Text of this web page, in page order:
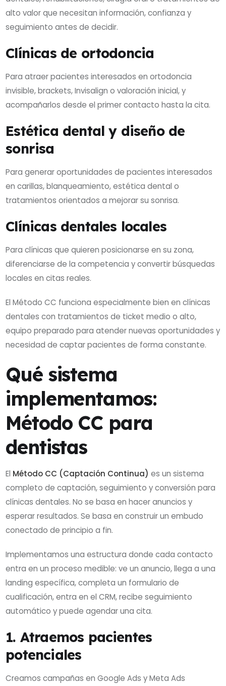
alto valor que necesitan información, confianza y
seguimiento antes de decidir.
Clínicas de ortodoncia
Para atraer pacientes interesados en ortodoncia
invisible, brackets, Invisalign o valoración inicial, y
acompañarlos desde el primer contacto hasta la cita.
Estética dental y diseño de
sonrisa
Para generar oportunidades de pacientes interesados
en carillas, blanqueamiento, estética dental o
tratamientos orientados a mejorar su sonrisa.
Clínicas dentales locales
Para clínicas que quieren posicionarse en su zona,
diferenciarse de la competencia y convertir búsquedas
locales en citas reales.
El Método CC funciona especialmente bien en clínicas
dentales con tratamientos de ticket medio o alto,
equipo preparado para atender nuevas oportunidades y
necesidad de captar pacientes de forma constante.
Qué sistema
implementamos:
Método CC para
dentistas
El Método CC (Captación Continua) es un sistema
completo de captación, seguimiento y conversión para
clínicas dentales. No se basa en hacer anuncios y
esperar resultados. Se basa en construir un embudo
conectado de principio a fin.
Implementamos una estructura donde cada contacto
entra en un proceso medible: ve un anuncio, llega a una
landing específica, completa un formulario de
cualificación, entra en el CRM, recibe seguimiento
automático y puede agendar una cita.
1. Atraemos pacientes
potenciales
Creamos campañas en Google Ads y Meta Ads